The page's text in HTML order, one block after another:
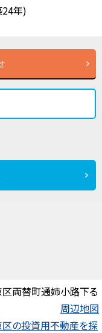
年)
両替町通姉小路下る
周辺地図
の投資用不動産を探